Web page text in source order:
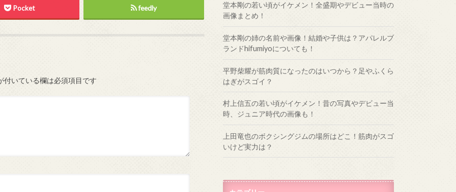
Pocket feedly
付いている欄は必須項目です
堂本剛の若い頃がイケメン！全盛期やデビュー当時の
画像まとめ！
堂本剛の姉の名前や画像！結婚や子供は？アパレルブ
ランドhifumiyoについても！
平野柴耀が筋肉質になったのはいつから？足やふくら
はぎがスゴイ？
村上信五の若い頃がイケメン！昔の写真やデビュー当
時、ジュニア時代の画像も！
上田竜也のボクシングジムの場所はどこ！筋肉がスゴ
いけど実力は？